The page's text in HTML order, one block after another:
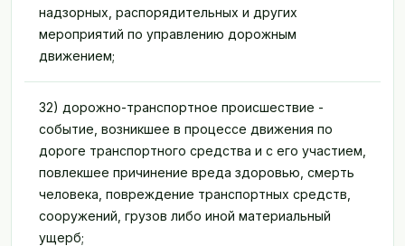
надзорных, распорядительных и других
мероприятий по управлению дорожным
движением;
32) дорожно-транспортное происшествие -
событие, возникшее в процессе движения по
дороге транспортного средства и с его участием,
повлекшее причинение вреда здоровью, смерть
человека, повреждение транспортных средств,
сооружений, грузов либо иной материальный
ущерб;